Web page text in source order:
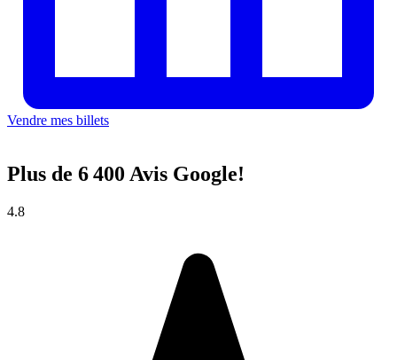
Vendre mes billets
Plus de 6 400 Avis Google!
4.8